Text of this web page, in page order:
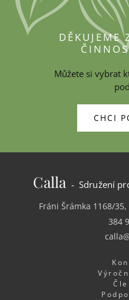
DĚKUJEME
Můžete si vybrat
CHCI
Calla- Sdružení
Fráni Šrámka 1168/
384